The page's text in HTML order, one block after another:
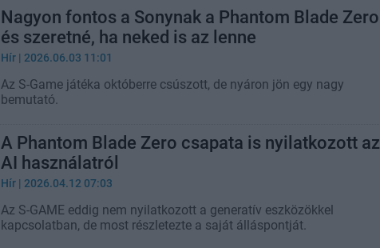
Nagyon fontos a Sonynak a Phantom Blade Zero
és szeretné, ha neked is az lenne
Hír | 2026.06.03 11:01
Az S-Game játéka októberre csúszott, de nyáron jön egy nagy
bemutató.
A Phantom Blade Zero csapata is nyilatkozott az
AI használatról
Hír | 2026.04.12 07:03
Az S-GAME eddig nem nyilatkozott a generatív eszközökkel
kapcsolatban, de most részletezte a saját álláspontját.